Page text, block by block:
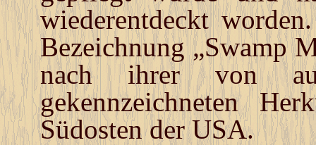
wiederentdeckt
Bezeichnung „Swamp
nach ihrer von
gekennzeichneten
Südosten der USA.